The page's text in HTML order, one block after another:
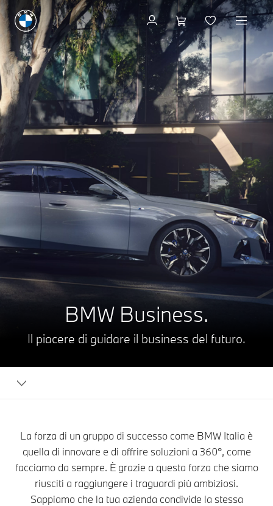
BMW Business.
Il piacere di guidare il business del futuro.
&
Business
La forza di un gruppo di successo come BMW Italia è
quella di innovare e di offrire soluzioni a 360°, come
facciamo da sempre. È grazie a questa forza che siamo
riusciti a raggiungere i traguardi più ambiziosi.
Sappiamo che la tua azienda condivide la stessa